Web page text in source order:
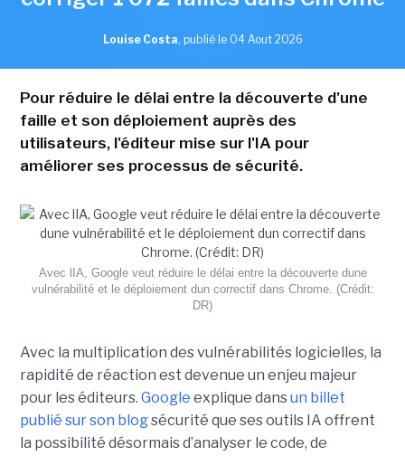
Louise Costa, publié le 04 Aout 2026
Pour réduire le délai entre la découverte d'une
faille et son déploiement auprès des
utilisateurs, l'éditeur mise sur l'IA pour
améliorer ses processus de sécurité.
Avec lIA, Google veut réduire le délai entre la découverte dune
vulnérabilité et le déploiement dun correctif dans Chrome. (Crédit:
DR)
Avec la multiplication des vulnérabilités logicielles, la
rapidité de réaction est devenue un enjeu majeur
pour les éditeurs. Google explique dansun billet
publié sur son blogsécurité que ses outils IA offrent
la possibilité désormais d’analyser le code, de